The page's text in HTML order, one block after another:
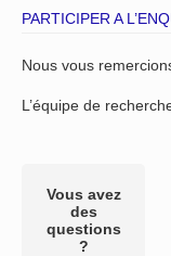
PARTICIPER A
Nous vous
L’équipe de
Vous avez
des
questions
?